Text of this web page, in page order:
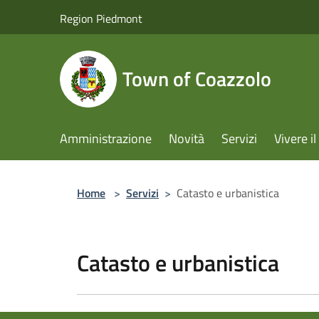
Region Piedmont
Town of Coazzolo
Amministrazione Novità Servizi Vivere
Home > Servizi > Catasto e urbanistica
Catasto e urbanistica